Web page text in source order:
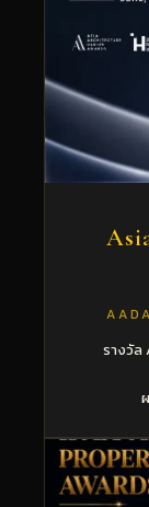
รางวัล